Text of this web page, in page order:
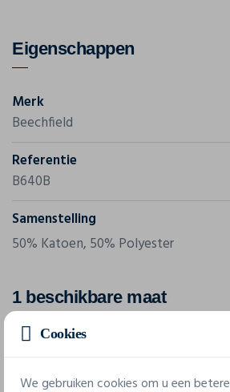
Eigenschappen
Merk
Beechfield
Referentie
B640B
Samenstelling
50% Katoen, 50% Polyester
1 beschikbare maat
een maat
Cookies
We gebruiken cookies om u een